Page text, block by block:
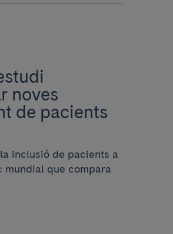
noves
de pacients
inclusió de pacients a
mundial que compara